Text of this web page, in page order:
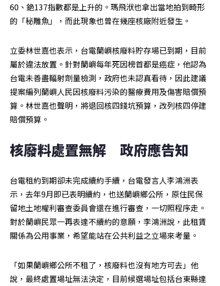
60、銫137指數都是上升的。瑪飛洑也拿出當地拍到畸形
的「秘雕魚」，而此現象也曾在幾座核廠附近發生。
立委林世嘉也表示，台電蘭嶼核廢料貯存場已到期，目前
屬於違法放置。針對蘭嶼每年死因榜首都是癌症，他認為
台電未善盡輻射劑量檢測，政府也未認真看待，因此建議
提案編列蘭嶼人民因核廢料污染的醫療費用及傷害賠償預
算。林世嘉也聲明，將退回核四錢坑預算，改列核四停建
賠償預算。
核廢料處置無解　政府應告知
台電租約到期卻未完成續約手續，台電發言人李鴻洲表
示，去年9月即已表明續約，也送蘭嶼鄉公所，原住民保
留地土地權利審查委員會還在進行審查，一切照程序走。
對於蘭嶼民眾一再表達不續約的意願，李鴻洲說，此租賃
關係為公用事業，希望能站在公共利益之立場來考量。
「如果蘭嶼鄉公所不租了，核廢料也沒有地方可去」他
說，最終處置場址無法決定，目前候選場址包括台東縣達